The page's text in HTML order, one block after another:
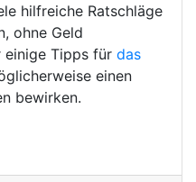
hilfreiche Ratschläge
ohne Geld
einige Tipps für das
einen
bewirken.